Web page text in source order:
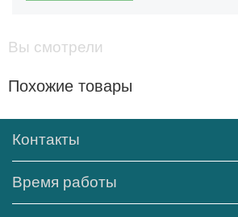
Вы смотрели
Похожие товары
Контакты
Время работы